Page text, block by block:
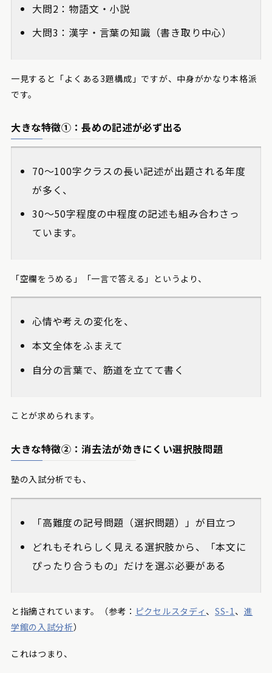
大問2：物語文・小説
大問3：漢字・言葉の知識（書き取り中心）
一見すると「よくある3題構成」ですが、中身がかなり本格派
です。
大きな特徴①：長めの記述が必ず出る
70〜100字クラスの長い記述が出題される年度
が多く、
30〜50字程度の中程度の記述も組み合わさっ
ています。
「空欄をうめる」「一言で答える」というより、
心情や考えの変化を、
本文全体をふまえて
自分の言葉で、筋道を立てて書く
ことが求められます。
大きな特徴②：消去法が効きにくい選択肢問題
塾の入試分析でも、
「高難度の記号問題（選択問題）」が目立つ
どれもそれらしく見える選択肢から、「本文に
ぴったり合うもの」だけを選ぶ必要がある
と指摘されています。（参考： ピクセルスタディ 、SS-1、 進
学館の入試分析）
これはつまり、